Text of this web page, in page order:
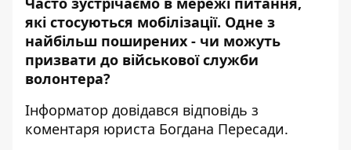
які стосуються мобілізації. Одне з
найбільш поширених - чи можуть
призвати до військової служби
волонтера?
Інформатор довідався відповідь з
коментаря юриста Богдана Пересади.